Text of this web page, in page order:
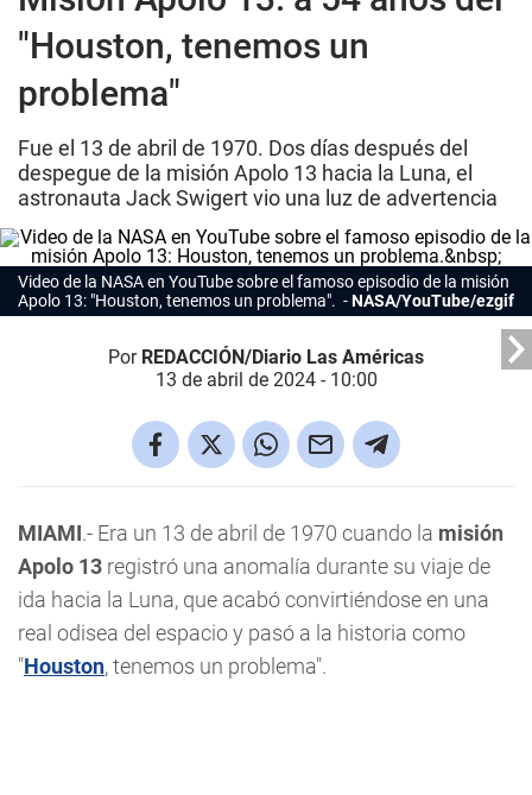
"Houston, tenemos un
problema"
Fue el 13 de abril de 1970. Dos días después del
despegue de la misión Apolo 13 hacia la Luna, el
astronauta Jack Swigert vio una luz de advertencia
Video de la NASA en YouTube sobre el famoso episodio de la misión
Apolo 13: "Houston, tenemos un problema".
NASA/YouTube/ezgif
Por REDACCIÓN/Diario Las Américas
13 de abril de 2024 - 10:00
MIAMI.- Era un 13 de abril de 1970 cuando la misión
Apolo 13 registró una anomalía durante su viaje de
ida hacia la Luna, que acabó convirtiéndose en una
real odisea del espacio y pasó a la historia como
"Houston, tenemos un problema".